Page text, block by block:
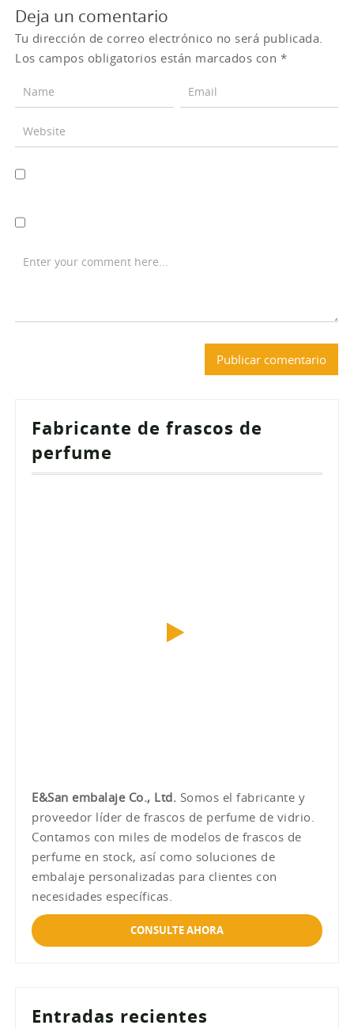
Deja un comentario
Tu dirección de correo electrónico no será publicada.
Los campos obligatorios están marcados con *
Fabricante de frascos de
perfume
E&San embalaje Co., Ltd. Somos el fabricante y
proveedor líder de frascos de perfume de vidrio.
Contamos con miles de modelos de frascos de
perfume en stock, así como soluciones de
embalaje personalizadas para clientes con
necesidades específicas.
CONSULTE AHORA
Entradas recientes